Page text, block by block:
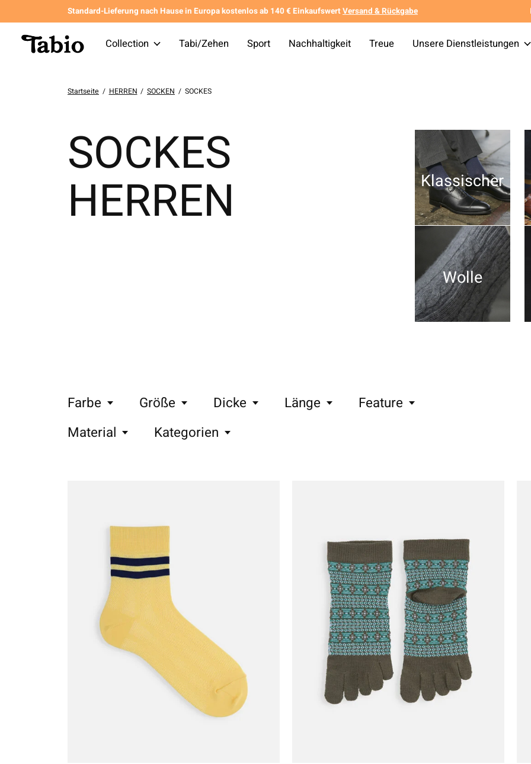
Standard-Lieferung nach Hause in Europa kostenlos ab 140 € EinkaufswertVersand & Rückgabe
Collection Tabi/Zehen Sport Nachhaltigkeit Treue Unsere Dienstleistungen
Startseite / HERREN / SOCKEN / SOCKES
SOCKES
HERREN Klassischer
Wolle
Farbe Größe Dicke Länge
Feature
Material
Kategorien